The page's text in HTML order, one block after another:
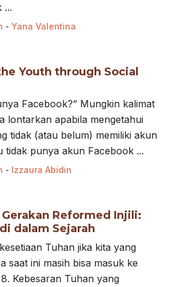
...
-Yana Valentina
Youth through Social
Facebook?” Mungkin kalimat
lontarkan apabila mengetahui
tidak (atau belum) memiliki akun
tidak punya akun Facebook ...
- Izzaura Abidin
Reformed Injili:
dalam Sejarah
Tuhan jika kita yang
saat ini masih bisa masuk ke
Kebesaran Tuhan yang